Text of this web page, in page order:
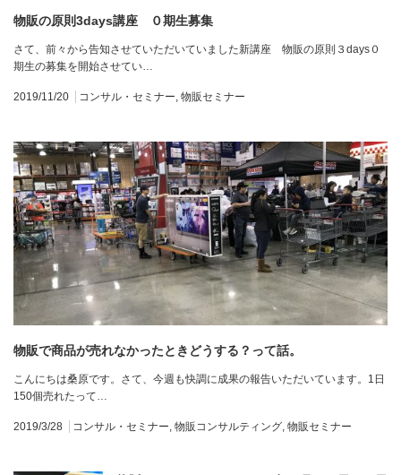
物販の原則3days講座 ０期生募集
さて、前々から告知させていただいていました新講座 物販の原則３days０
期生の募集を開始させてい…
2019/11/20 コンサル・セミナー, 物販セミナー
物販で商品が売れなかったときどうする？って話。
こんにちは桑原です。さて、今週も快調に成果の報告いただいています。1日
150個売れたって…
2019/3/28 コンサル・セミナー, 物販コンサルティング, 物販セミナー